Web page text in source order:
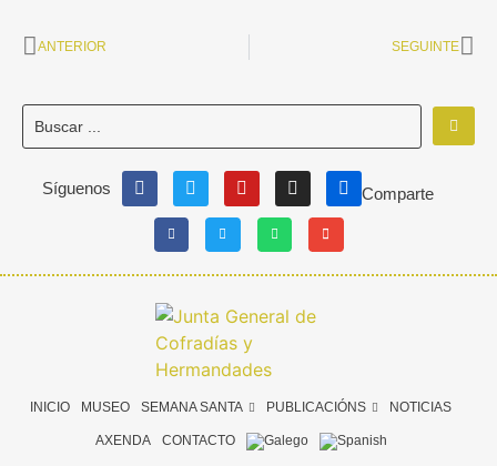
ANTERIOR SEGUINTE
Síguenos Comparte
INICIO MUSEO SEMANA SANTA PUBLICACIÓNS NOTICIAS
AXENDA CONTACTO